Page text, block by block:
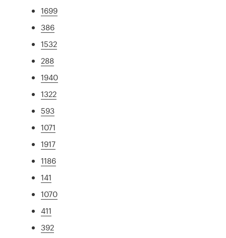
1699
386
1532
288
1940
1322
593
1071
1917
1186
141
1070
411
392